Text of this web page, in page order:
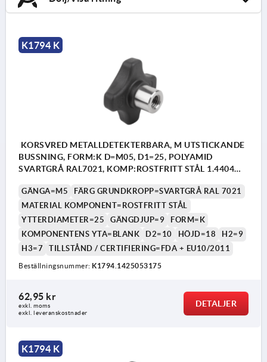
K1794 K
KORSVRED METALLDETEKTERBARA, M UTSTICKANDE
BUSSNING, FORM:K D=M05, D1=25, POLYAMID
SVARTGRÅ RAL7021, KOMP:ROSTFRITT STÅL 1.4404
GÄNGA=M5
FÄRG GRUNDKROPP=SVARTGRÅ RAL 7021
MATERIAL KOMPONENT=ROSTFRITT STÅL
YTTERDIAMETER=25
GÄNGDJUP=9
FORM=K
KOMPONENTENS YTA=BLANK
D2=10 HÖJD=18
H2=9
H3=7
TILLSTÅND / CERTIFIERING=FDA + EU10/2011
Beställningsnummer: K1794.1425053175
62,95 kr
exkl. moms
exkl. leveranskostnader
DETALJER
K1794 K